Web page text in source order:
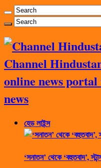
Channel
online news
news
হেড লাইন্স
‘সনাতন’ থেকে ‘বহুতবাদ’,